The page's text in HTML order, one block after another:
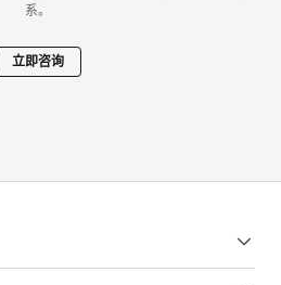
系。
立即咨询